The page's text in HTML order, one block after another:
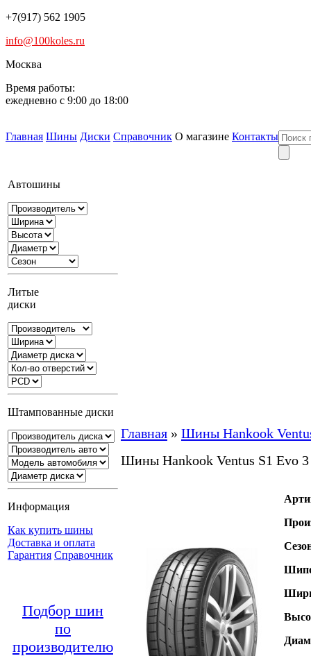
+7(917) 562 1905
info@100koles.ru
Москва
Время работы:
ежедневно с 9:00 до 18:00
Главная Шины Диски Справочник О магазине Контакты
Автошины
Литые
диски
Штампованные диски
Информация
Как купить шины
Доставка и оплата
Гарантия Справочник
Подбор шин
по
производителю
Главная » Шины Hankook
Шины Hankook Ventus S1 Evo